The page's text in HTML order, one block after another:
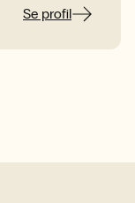
Se profil